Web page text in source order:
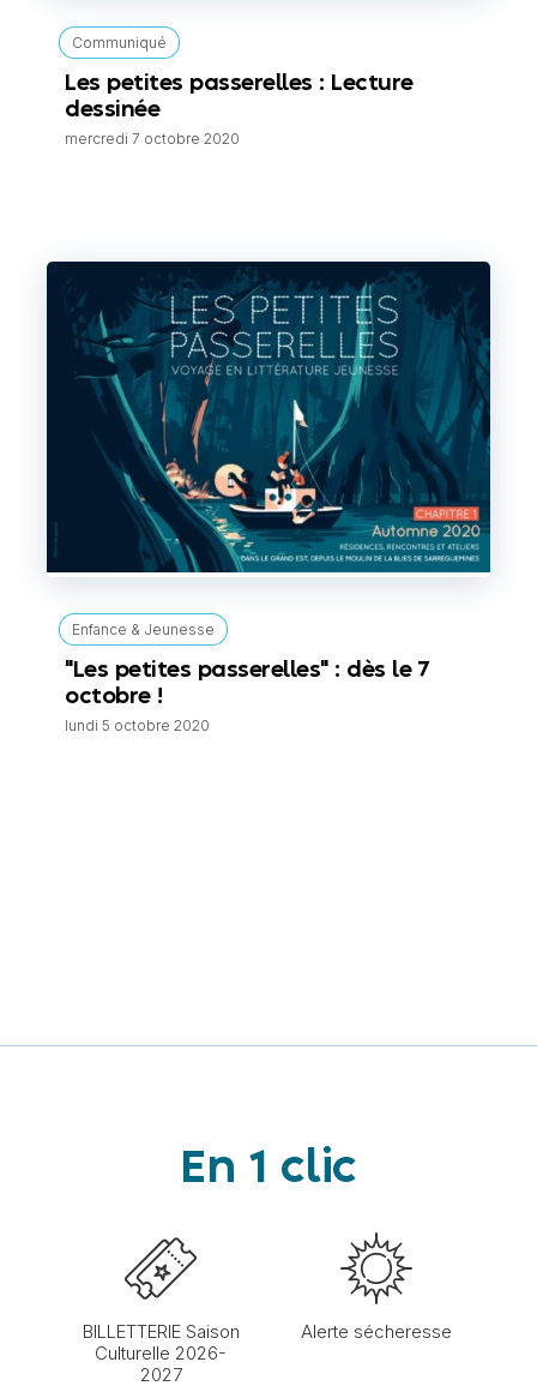
Communiqué
Les petites passerelles : Lecture
dessinée
mercredi 7 octobre 2020
Enfance & Jeunesse
"Les petites passerelles" : dès le 7
octobre !
lundi 5 octobre 2020
En 1 clic
BILLETTERIE Saison
Culturelle 2026-
2027
Alerte sécheresse